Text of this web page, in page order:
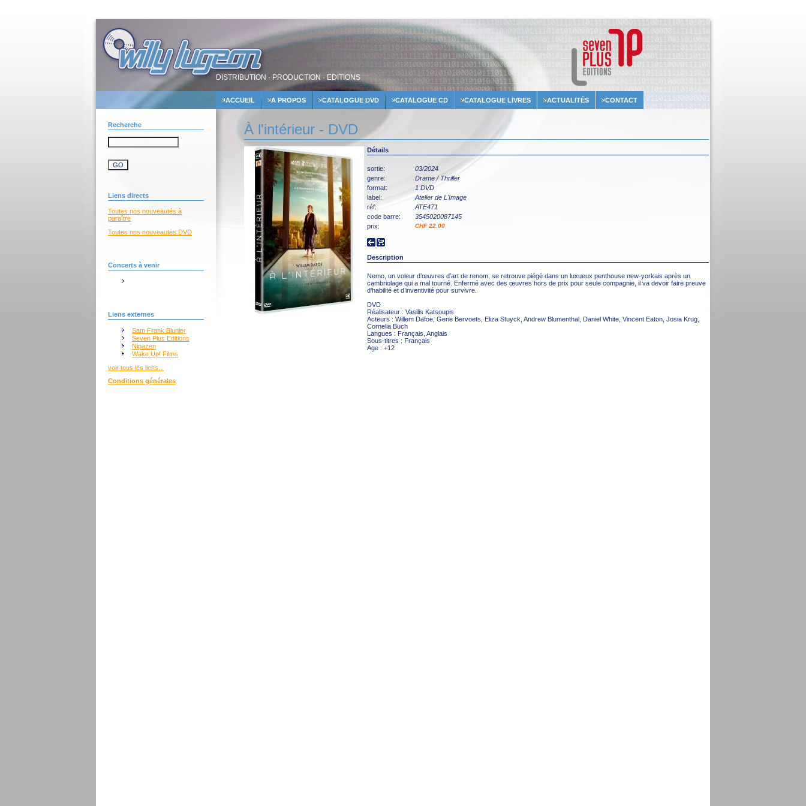
DISTRIBUTION · PRODUCTION · EDITIONS
ACCUEIL A PROPOS CATALOGUE DVD CATALOGUE CD CATALOGUE LIVRES ACTUALITÉS CONTACT
Recherche
Liens directs
Toutes nos nouveautés à
paraître
Toutes nos nouveautés DVD
Concerts à venir
Liens externes
Sam Frank Blunier
Seven Plus Editions
Nipazen
Wake Up! Films
voir tous les liens...
Conditions générales
À l'intérieur - DVD
Détails
sortie:
03/2024
genre:
Drame / Thriller
format:
1 DVD
label:
Atelier de L'Image
réf:
ATE471
code barre:
3545020087145
prix:
CHF 22.00
Description
Nemo, un voleur d’œuvres d’art de renom, se retrouve piégé dans un luxueux penthouse new-yorkais après un
cambriolage qui a mal tourné. Enfermé avec des œuvres hors de prix pour seule compagnie, il va devoir faire preuve
d’habilité et d’inventivité pour survivre.
DVD
Réalisateur : Vasilis Katsoupis
Acteurs : Willem Dafoe, Gene Bervoets, Eliza Stuyck, Andrew Blumenthal, Daniel White, Vincent Eaton, Josia Krug,
Cornelia Buch
Langues : Français, Anglais
Sous-titres : Français
Age : +12